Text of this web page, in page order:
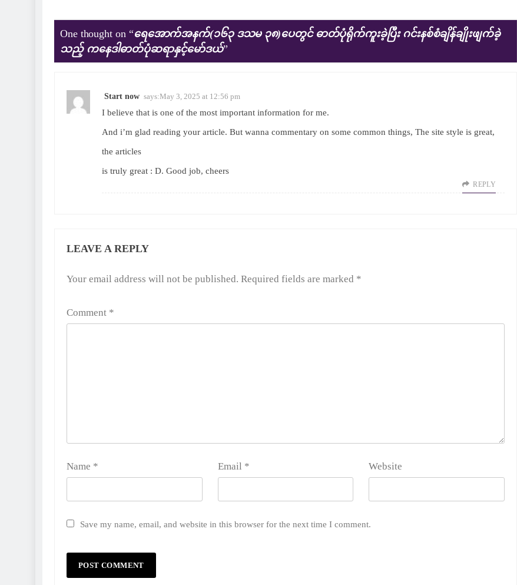
One thought on “ရေအောက်အနက်(၁၆၃ ဒသမ ၃၈)ပေတွင် ဓာတ်ပုံရိုက်ကူးခဲ့ပြီး ဂင်းနစ်စံချိန်ချိုးဖျက်ခဲ့
သည့် ကနေဒါဓာတ်ပုံဆရာနှင့်မော်ဒယ်”
Start now says:May 3, 2025 at 12:56 pm
I believe that is one of the most important information for me.
And i’m glad reading your article. But wanna commentary on some common things, The site style is great,
the articles
is truly great : D. Good job, cheers
REPLY
LEAVE A REPLY
Your email address will not be published. Required fields are marked *
Comment *
Name * Email * Website
Save my name, email, and website in this browser for the next time I comment.
Alternative: